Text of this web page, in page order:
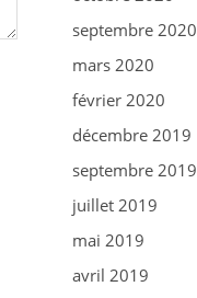
septembre 2020
mars 2020
février 2020
décembre 2019
septembre 2019
juillet 2019
mai 2019
avril 2019